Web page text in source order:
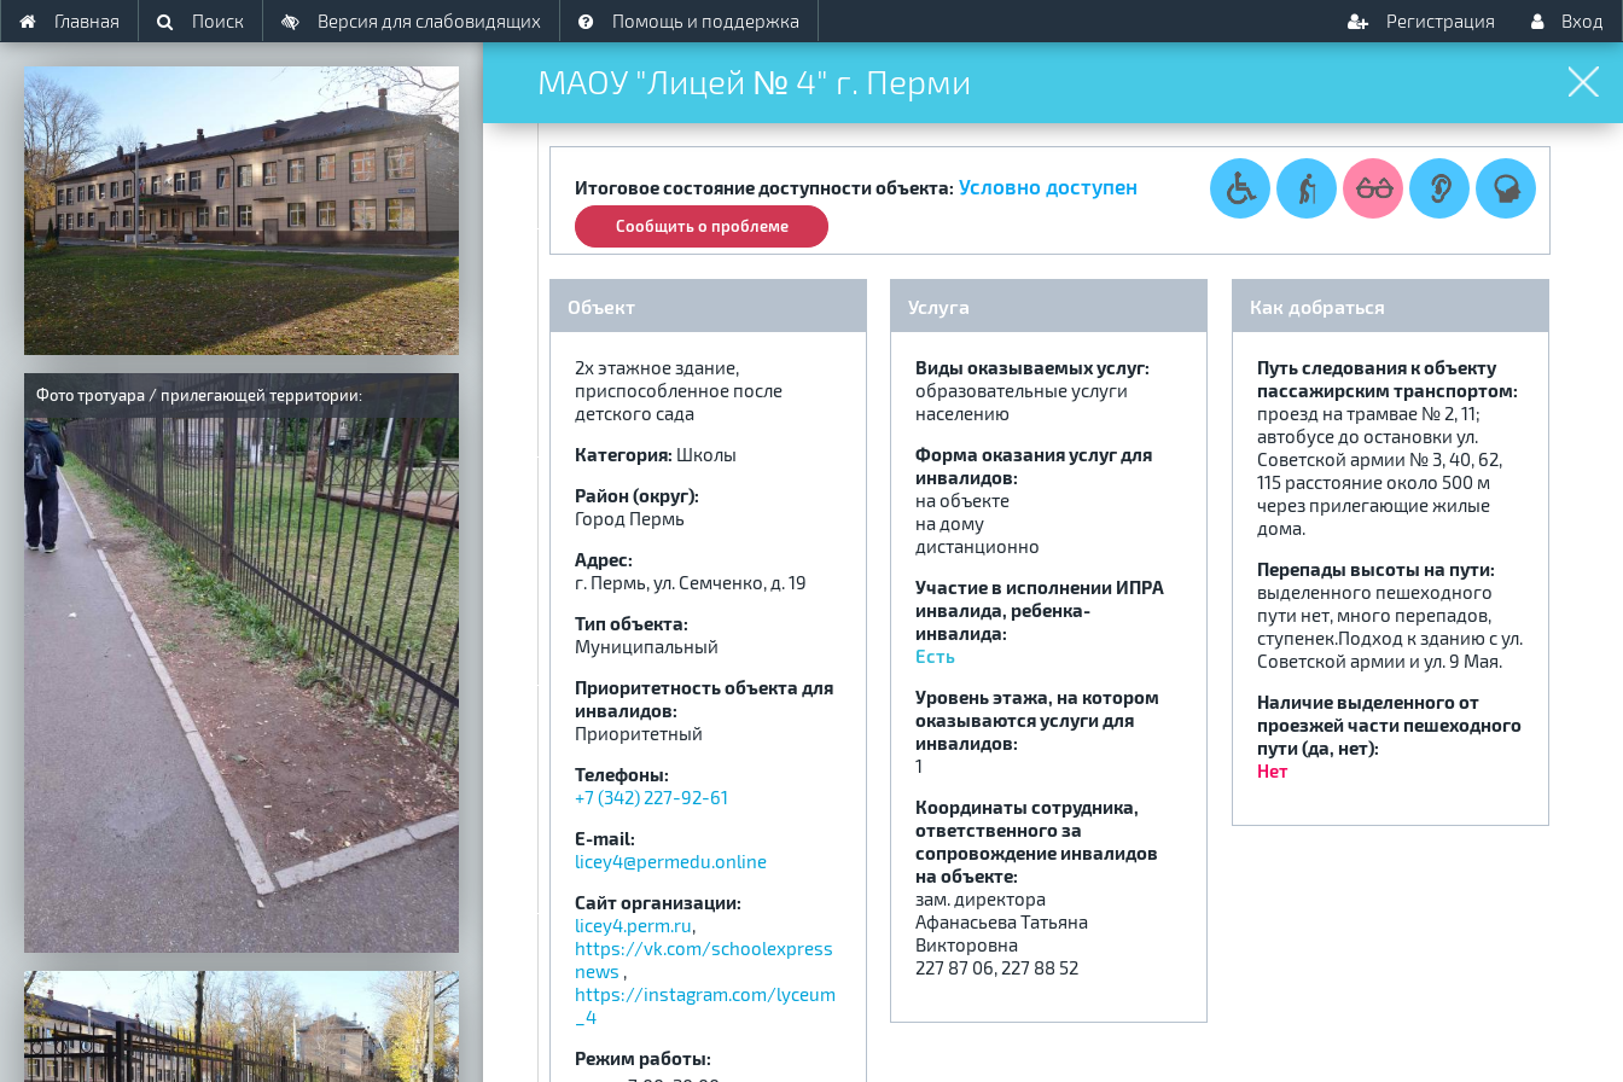
Главная Поиск Версия для слабовидящих Помощь и поддержка Вход
Регистрация
МАОУ "Лицей № 4" г. Перми
Итоговое состояние доступности объекта: Условно доступен
Сообщить о проблеме
Объект
2х этажное здание,
приспособленное после
детского сада
Категория: Школы
Район (округ):
Город Пермь
Адрес:
г. Пермь, ул. Семченко, д. 19
Тип объекта:
Муниципальный
Приоритетность объекта для
инвалидов:
Приоритетный
Телефоны:
+7 (342) 227-92-61
E-mail:
licey4@permedu.online
Сайт организации:
licey4.perm.ru,
https://vk.com/schoolexpress
news ,
https://instagram.com/lyceum
_4
Режим работы:
Услуга
Виды оказываемых услуг:
образовательные услуги
населению
Форма оказания услуг для
инвалидов:
на объекте
на дому
дистанционно
Участие в исполнении ИПРА
инвалида, ребенка-
инвалида:
Есть
Уровень этажа, на котором
оказываются услуги для
инвалидов:
1
Координаты сотрудника,
ответственного за
сопровождение инвалидов
на объекте:
зам. директора
Афанасьева Татьяна
Викторовна
227 87 06, 227 88 52
Как добраться
Путь следования к объекту
пассажирским транспортом:
проезд на трамвае № 2, 11;
автобусе до остановки ул.
Советской армии № 3, 40, 62,
115 расстояние около 500 м
через прилегающие жилые
дома.
Перепады высоты на пути:
выделенного пешеходного
пути нет, много перепадов,
ступенек.Подход к зданию с ул.
Советской армии и ул. 9 Мая.
Наличие выделенного от
проезжей части пешеходного
пути (да, нет):
Нет
Фото тротуара / прилегающей территории: